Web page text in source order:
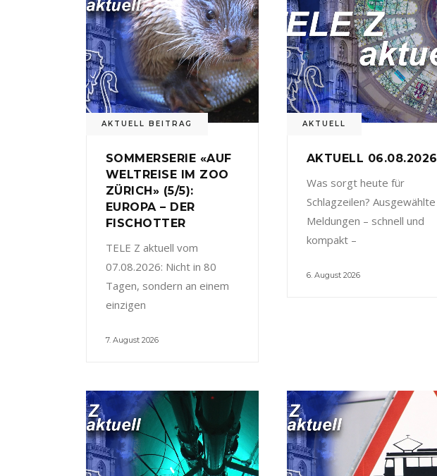
AKTUELL BEITRAG
SOMMERSERIE «AUF
WELTREISE IM ZOO
ZÜRICH» (5/5):
EUROPA – DER
FISCHOTTER
TELE Z aktuell vom
07.08.2026: Nicht in 80
Tagen, sondern an einem
einzigen
7. August 2026
AKTUELL
AKTUELL 06.08.2026
Was sorgt heute für
Schlagzeilen? Ausgewählte
Meldungen – schnell und
kompakt –
6. August 2026